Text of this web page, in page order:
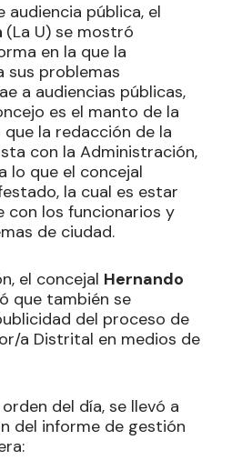
audiencia pública, el
(La U) se mostró
en la que la
sus problemas
a audiencias públicas,
es el manto de la
la redacción de la
con la Administración,
lo que el concejal
la cual es estar
con los funcionarios y
de ciudad.
el concejal Hernando
que también se
del proceso de
a Distrital en medios de
del día, se llevó a
del informe de gestión